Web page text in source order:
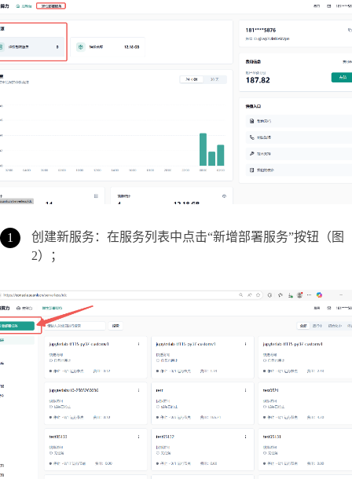
创建新服务：在服务列表中点击“新增部署服务”按钮（图
2）；